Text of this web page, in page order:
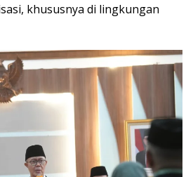
khususnya di lingkungan